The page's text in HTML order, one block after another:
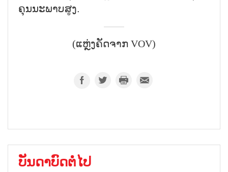
ຄຸນນະພາບສູງ.
(ແຫຼ່ງຄັດຈາກ VOV)
ບັນດາບົດຕໍ່ໄປ